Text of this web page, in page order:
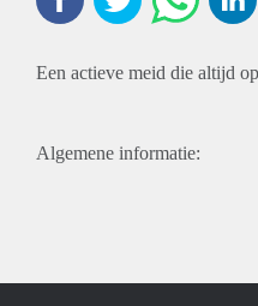
Een actieve meid die altijd
Algemene informatie: